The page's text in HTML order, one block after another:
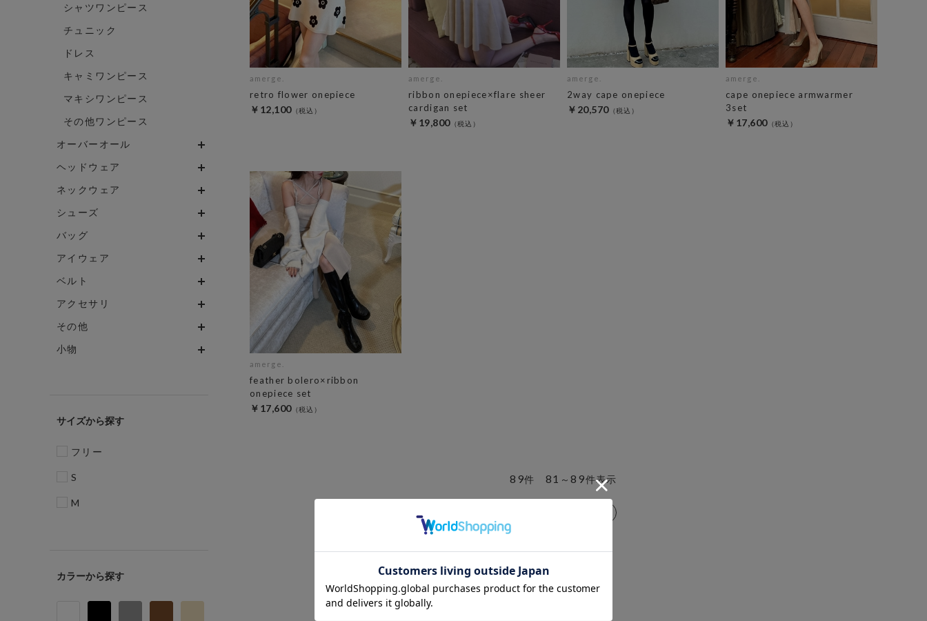
シャツワンピース
チュニック
ドレス
キャミワンピース
マキシワンピース
その他ワンピース
オーバーオール
ヘッドウェア
ネックウェア
シューズ
バッグ
アイウェア
ベルト
アクセサリ
その他
小物
サイズ
フリー
S
M
カラー
amerge.
retro flower onepiece
￥12,100
amerge.
ribbon onepiece×flare sheer
cardigan set
￥19,800
amerge.
2way cape onepiece
￥20,570
amerge.
cape onepiece armwarmer
3set
￥17,600
amerge.
feather bolero×ribbon
onepiece set
￥17,600
89件 81 ～89件表示